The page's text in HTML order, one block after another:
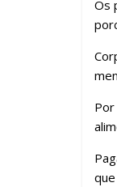
Os